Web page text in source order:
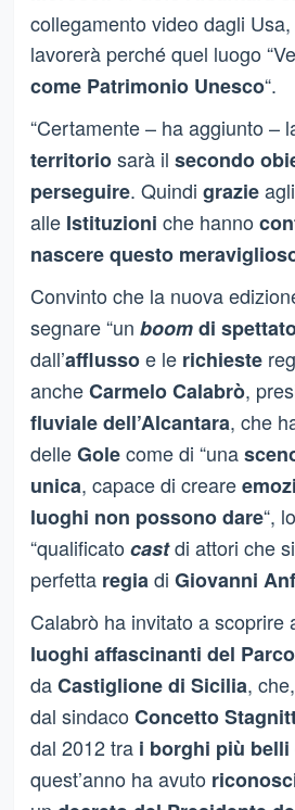
collegamento video dagli
lavorerà perché quel luogo
come Patrimonio Unesco“.
“Certamente – ha aggiunto –
territoriosarà il secondo
perseguire. Quindi grazieagli
alle Istituzioni che hanno
nascere questo
Convinto che la nuova
segnare “un boomdi
dall’afflussoe lerichieste
ancheCarmelo Calabrò,
fluviale dell’Alcantara, che
delleGolecome di “una
unica, capace di creare
luoghi non possono dare“,
“qualificatocastdi attori che
perfetta regiadi Giovanni
Calabrò ha invitato a scoprire
luoghi affascinanti del Parco
daCastiglione di Sicilia,
dal sindacoConcetto
dal 2012 tra i borghi più belli
quest’anno ha avuto